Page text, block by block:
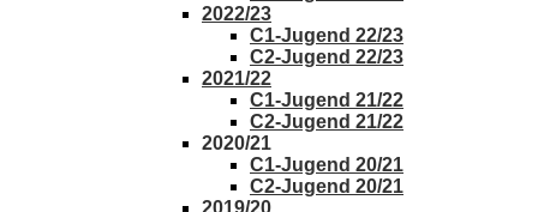
2022/23
C1-Jugend 22/23
C2-Jugend 22/23
2021/22
C1-Jugend 21/22
C2-Jugend 21/22
2020/21
C1-Jugend 20/21
C2-Jugend 20/21
2019/20